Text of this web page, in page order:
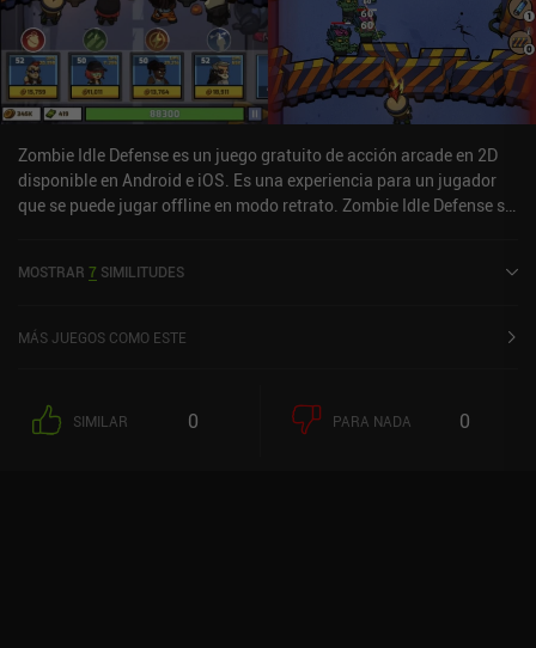
Zombie Idle Defense es un juego gratuito de acción arcade en 2D
disponible en Android e iOS. Es una experiencia para un jugador
que se puede jugar offline en modo retrato. Zombie Idle Defense se
MOSTRAR 7 SIMILITUDES
MÁS JUEGOS COMO ESTE
SIMILAR 0 PARA NADA 0